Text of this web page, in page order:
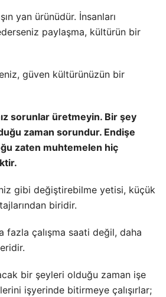
yan ürünüdür. İnsanları
paylaşma, kültürün bir
güven kültürünüzün bir
sorunlar üretmeyin. Bir şey
zaman sorundur. Endişe
zaten muhtemelen hiç
gibi değiştirebilme yetisi, küçük
biridir.
fazla çalışma saati değil, daha
bir şeyleri olduğu zaman işe
işyerinde bitirmeye çalışırlar;